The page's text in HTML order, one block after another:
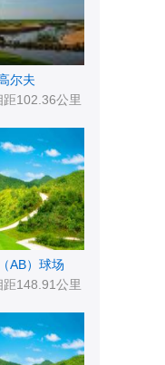
尔夫
距102.36公里
AB）球场
距148.91公里